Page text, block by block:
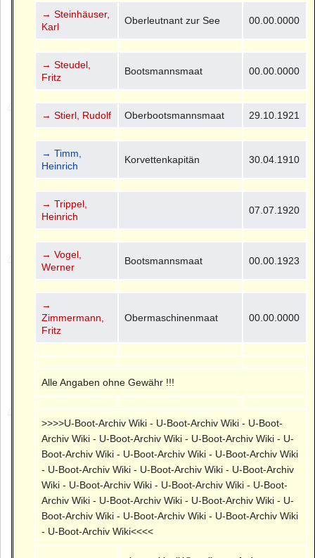
→ Steinhäuser,
Karl
Oberleutnant zur See 00.00.0000
→ Steudel,
Fritz
Bootsmannsmaat 00.00.0000
→ Stierl, Rudolf Oberbootsmannsmaat 29.10.1921
→ Timm,
Heinrich
Korvettenkapitän 30.04.1910
→ Trippel,
Heinrich
07.07.1920
→ Vogel,
Werner
Bootsmannsmaat 00.00.1923
→
Zimmermann,
Fritz
Obermaschinenmaat 00.00.0000
Alle Angaben ohne Gewähr !!!
>>>>U-Boot-Archiv Wiki - U-Boot-Archiv Wiki - U-Boot-
Archiv Wiki - U-Boot-Archiv Wiki - U-Boot-Archiv Wiki - U-
Boot-Archiv Wiki - U-Boot-Archiv Wiki - U-Boot-Archiv Wiki
- U-Boot-Archiv Wiki - U-Boot-Archiv Wiki - U-Boot-Archiv
Wiki - U-Boot-Archiv Wiki - U-Boot-Archiv Wiki - U-Boot-
Archiv Wiki - U-Boot-Archiv Wiki - U-Boot-Archiv Wiki - U-
Boot-Archiv Wiki - U-Boot-Archiv Wiki - U-Boot-Archiv Wiki
- U-Boot-Archiv Wiki<<<<